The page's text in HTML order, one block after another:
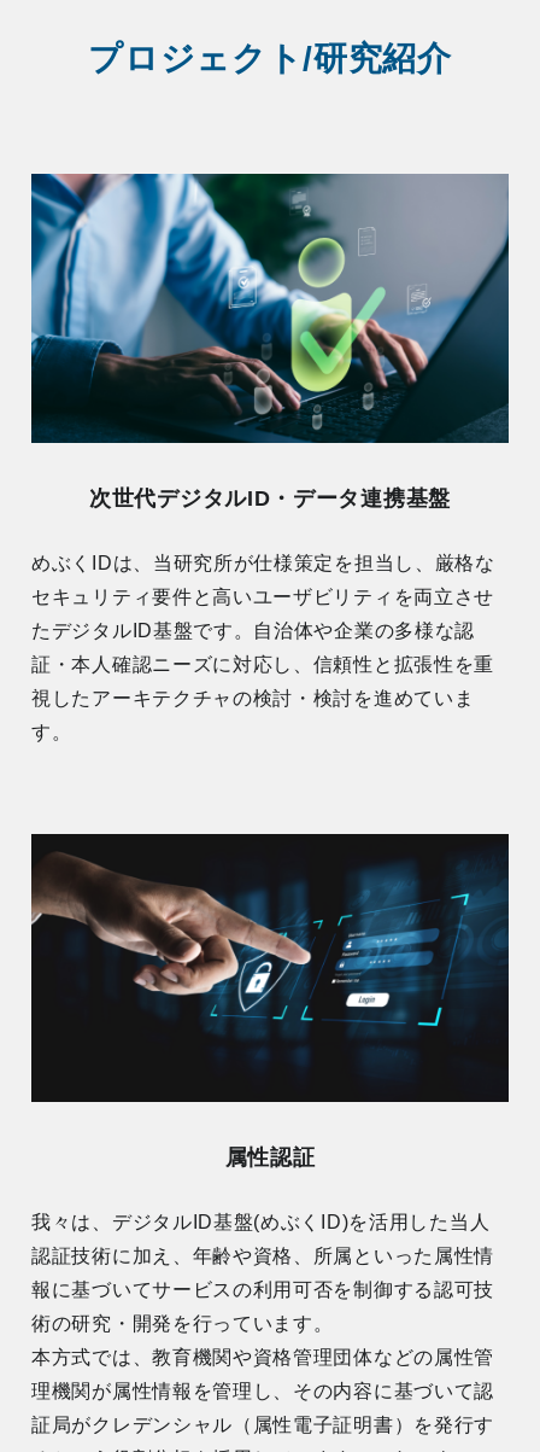
プロジェクト/研究紹介
次世代デジタルID・データ連携基盤
めぶくIDは、当研究所が仕様策定を担当し、厳格な
セキュリティ要件と高いユーザビリティを両立させ
たデジタルID基盤です。自治体や企業の多様な認
証・本人確認ニーズに対応し、信頼性と拡張性を重
視したアーキテクチャの検討・検討を進めていま
す。
属性認証
我々は、デジタルID基盤(めぶくID)を活用した当人
認証技術に加え、年齢や資格、所属といった属性情
報に基づいてサービスの利用可否を制御する認可技
術の研究・開発を行っています。
本方式では、教育機関や資格管理団体などの属性管
理機関が属性情報を管理し、その内容に基づいて認
証局がクレデンシャル（属性電子証明書）を発行す